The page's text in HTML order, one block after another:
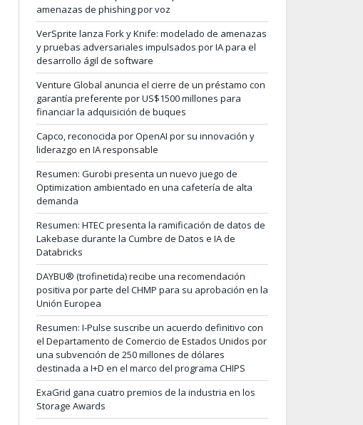
amenazas de phishing por voz
VerSprite lanza Fork y Knife: modelado de amenazas
y pruebas adversariales impulsados por IA para el
desarrollo ágil de software
Venture Global anuncia el cierre de un préstamo con
garantía preferente por US$1500 millones para
financiar la adquisición de buques
Capco, reconocida por OpenAI por su innovación y
liderazgo en IA responsable
Resumen: Gurobi presenta un nuevo juego de
Optimization ambientado en una cafetería de alta
demanda
Resumen: HTEC presenta la ramificación de datos de
Lakebase durante la Cumbre de Datos e IA de
Databricks
DAYBU® (trofinetida) recibe una recomendación
positiva por parte del CHMP para su aprobación en la
Unión Europea
Resumen: I-Pulse suscribe un acuerdo definitivo con
el Departamento de Comercio de Estados Unidos por
una subvención de 250 millones de dólares
destinada a I+D en el marco del programa CHIPS
ExaGrid gana cuatro premios de la industria en los
Storage Awards